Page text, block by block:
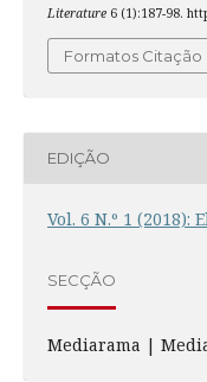
Literature6 (1):187-98.
Formatos Citação
EDIÇÃO
Vol. 6 N.º 1
SECÇÃO
Mediarama |